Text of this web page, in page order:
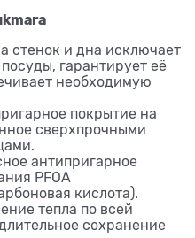
стенок и дна исключает
гарантирует её
необходимую
покрытие на
сверхпрочными
антипригарное
PFOA
кислота).
тепла по всей
сохранение